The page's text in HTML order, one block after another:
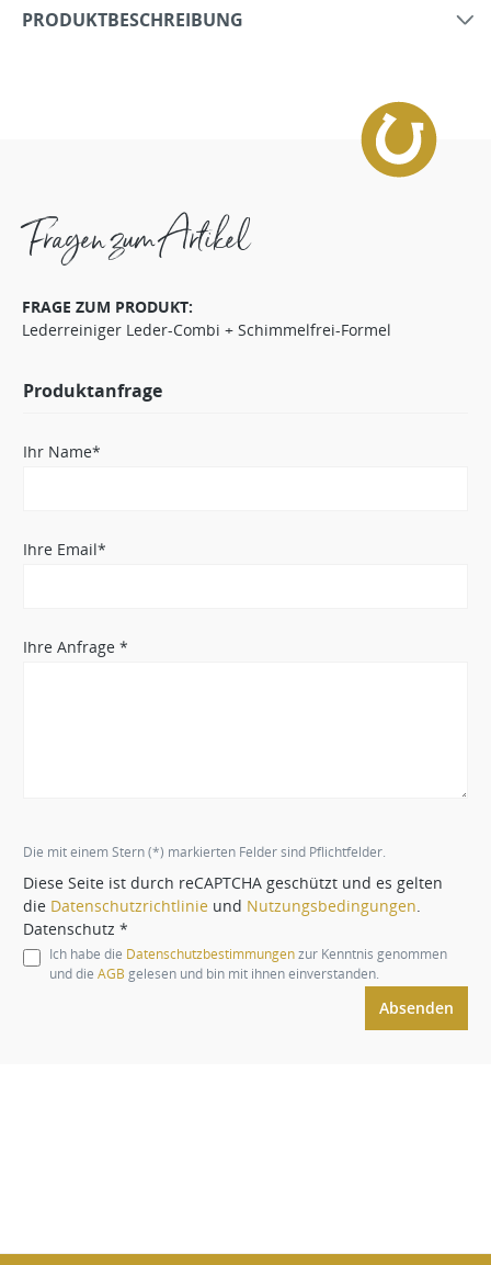
PRODUKTBESCHREIBUNG
Fragen zum Artikel
FRAGE ZUM PRODUKT:
Lederreiniger Leder-Combi + Schimmelfrei-Formel
Produktanfrage
Ihr Name*
Ihre Email*
Ihre Anfrage *
Die mit einem Stern (*) markierten Felder sind Pflichtfelder.
Diese Seite ist durch reCAPTCHA geschützt und es gelten
die Datenschutzrichtlinie und Nutzungsbedingungen
Datenschutz *
Ich habe die Datenschutzbestimmungenzur Kenntnis genommen
und die AGB gelesen und bin mit ihnen einverstanden.
Absenden